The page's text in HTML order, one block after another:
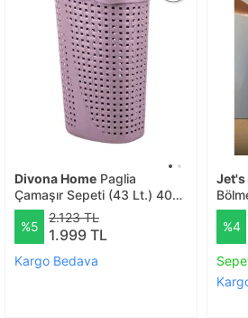
Divona Home Paglia
Çamaşır Sepeti (43 Lt.) 40
(g) ,31,5 (d), 60 (y) Cm
%5
2.123 TL
1.999 TL
Kargo Bedava
Jet's
%4